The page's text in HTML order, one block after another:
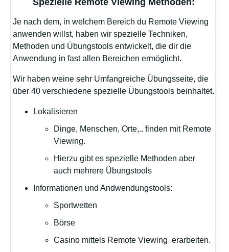
Je nach dem, in welchem Bereich du Remote Viewing
anwenden willst, haben wir spezielle Techniken,
Methoden und Übungstools entwickelt, die dir die
Anwendung in fast allen Bereichen ermöglicht.
Wir haben weine sehr Umfangreiche Übungsseite, die
über 40 verschiedene spezielle Übungstools beinhaltet.
Lokalisieren
Dinge, Menschen, Orte,.. finden mit Remote
Viewing.
Hierzu gibt es spezielle Methoden aber
auch mehrere Übungstools
Informationen und Andwendungstools:
Sportwetten
Börse
Casino mittels Remote Viewing erarbeiten.